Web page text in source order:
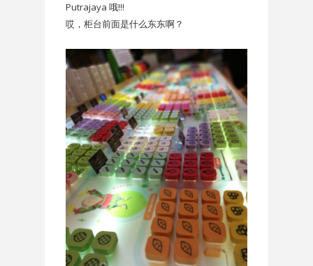
Putrajaya 哦!!!
哎，柜台前面是什么东东啊？